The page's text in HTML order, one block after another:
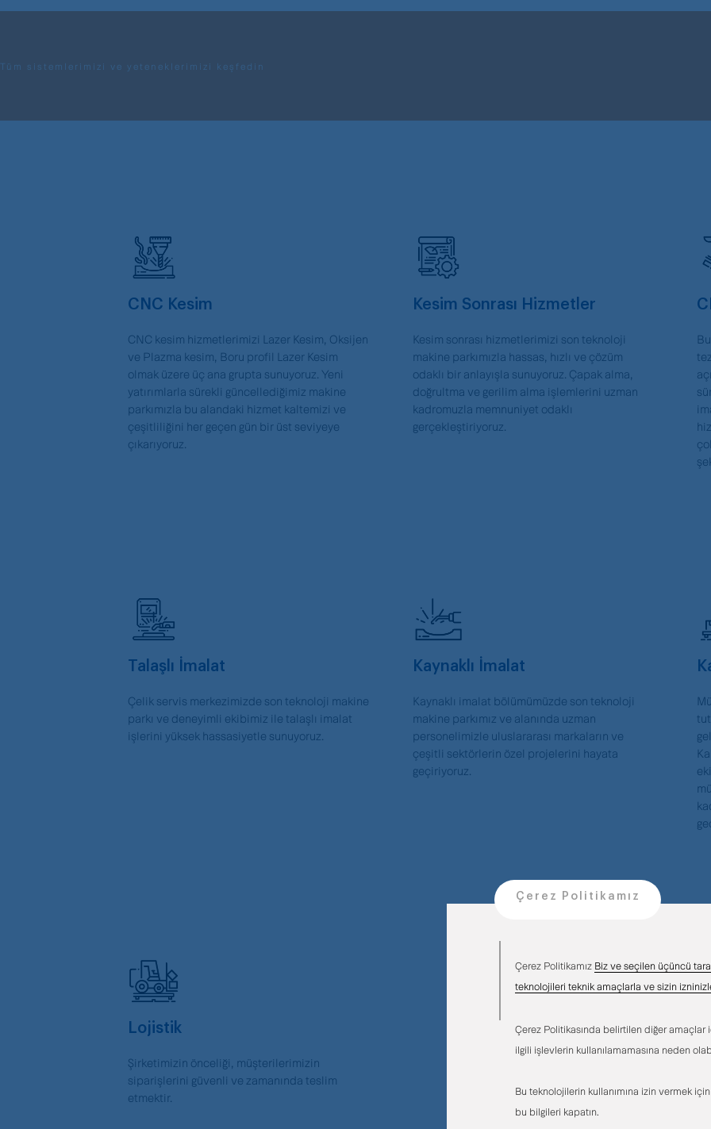
Tüm sistemlerimizi ve yeteneklerimizi keşfedin
CNC Kesim
CNC kesim hizmetlerimizi Lazer Kesim, Oksijen
ve Plazma kesim, Boru profil Lazer Kesim
olmak üzere üç ana grupta sunuyoruz. Yeni
yatırımlarla sürekli güncellediğimiz makine
parkımızla bu alandaki hizmet kaltemizi ve
çeşitliliğini her geçen gün bir üst seviyeye
çıkarıyoruz.
Kesim Sonrası Hizmetler
Kesim sonrası hizmetlerimizi son teknoloji
makine parkımızla hassas, hızlı ve çözüm
odaklı bir anlayışla sunuyoruz. Çapak alma,
doğrultma ve gerilim alma işlemlerini uzman
kadromuzla memnuniyet odaklı
gerçekleştiriyoruz.
Talaşlı İmalat
Çelik servis merkezimizde son teknoloji makine
parkı ve deneyimli ekibimiz ile talaşlı imalat
işlerini yüksek hassasiyetle sunuyoruz.
Kaynaklı İmalat
Kaynaklı imalat bölümümüzde son teknoloji
makine parkımız ve alanında uzman
personelimizle uluslararası markaların ve
çeşitli sektörlerin özel projelerini hayata
geçiriyoruz.
Lojistik
Şirketimizin önceliği, müşterilerimizin
siparişlerini güvenli ve zamanında teslim
etmektir.
Çerez Politikamız
Çerez Politikamız Biz ve seçilen üçüncü
teknolojileri teknik amaçlarla ve sizin
Çerez Politikasında belirtilen diğer amaçlar
ilgili işlevlerin kullanılamamasına neden
Bu teknolojilerin kullanımına izin vermek
bu bilgileri kapatın.